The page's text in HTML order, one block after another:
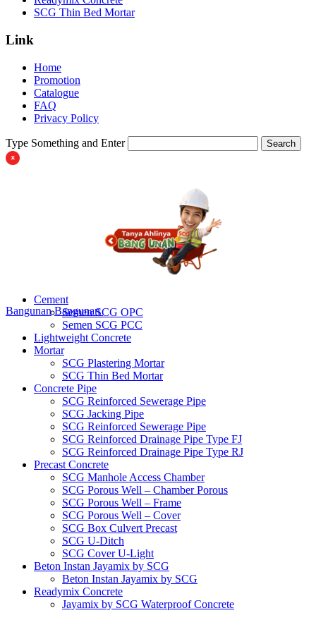
SCG Thin Bed Mortar
Link
Home
Promotion
Catalogue
FAQ
Privacy Policy
Type Something and Enter Search
Bangunan Bangunan
Cement
Semen SCG OPC
Semen SCG PCC
Lightweight Concrete
Mortar
SCG Plastering Mortar
SCG Thin Bed Mortar
Concrete Pipe
SCG Reinforced Sewerage Pipe
SCG Jacking Pipe
SCG Reinforced Sewerage Pipe
SCG Reinforced Drainage Pipe Type FJ
SCG Reinforced Drainage Pipe Type RJ
Precast Concrete
SCG Manhole Access Chamber
SCG Porous Well – Chamber Porous
SCG Porous Well – Frame
SCG Porous Well – Cover
SCG Box Culvert Precast
SCG U-Ditch
SCG Cover U-Light
Beton Instan Jayamix by SCG
Beton Instan Jayamix by SCG
Readymix Concrete
Jayamix by SCG Waterproof Concrete